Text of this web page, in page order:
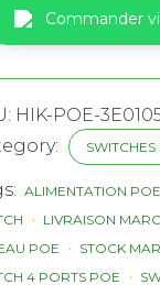
Commander
HIK-POE-
ALIMENTATION POE
LIVRAISON
POE
STOCK
4 PORTS POE